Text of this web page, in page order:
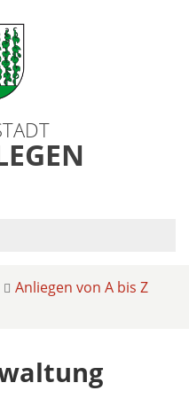
Anliegen von A bis Z